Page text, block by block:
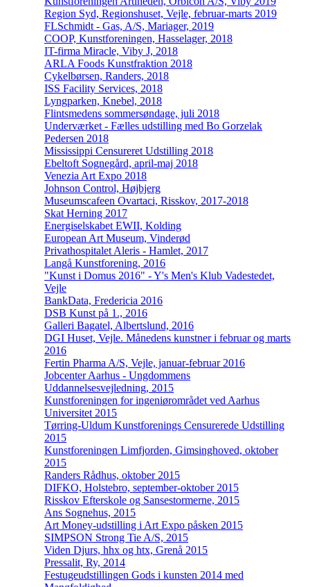
Region Syd, Regionshuset, Vejle, februar-marts 2019
FLSchmidt - Gas, A/S, Mariager, 2019
COOP, Kunstforeningen, Hasselager, 2018
IT-firma Miracle, Viby J, 2018
ARLA Foods Kunstfraktion 2018
Cykelbørsen, Randers, 2018
ISS Facility Services, 2018
Lyngparken, Knebel, 2018
Flintsmedens sommersøndage, juli 2018
Underværket - Fælles udstilling med Bo Gorzelak
Pedersen 2018
Mississippi Censureret Udstilling 2018
Ebeltoft Sognegård, april-maj 2018
Venezia Art Expo 2018
Johnson Control, Højbjerg
Museumscafeen Ovartaci, Risskov, 2017-2018
Skat Herning 2017
Energiselskabet EWII, Kolding
European Art Museum, Vinderød
Privathospitalet Aleris - Hamlet, 2017
Langå Kunstforening, 2016
"Kunst i Domus 2016" - Y's Men's Klub Vadestedet,
Vejle
BankData, Fredericia 2016
DSB Kunst på 1., 2016
Galleri Bagatel, Albertslund, 2016
DGI Huset, Vejle. Månedens kunstner i februar og marts
2016
Fertin Pharma A/S, Vejle, januar-februar 2016
Jobcenter Aarhus - Ungdommens
Uddannelsesvejledning, 2015
Kunstforeningen for ingeniørområdet ved Aarhus
Universitet 2015
Tørring-Uldum Kunstforenings Censurerede Udstilling
2015
Kunstforeningen Limfjorden, Gimsinghoved, oktober
2015
Randers Rådhus, oktober 2015
DIFKO, Holstebro, september-oktober 2015
Risskov Efterskole og Sansestormerne, 2015
Ans Sognehus, 2015
Art Money-udstilling i Art Expo påsken 2015
SIMPSON Strong Tie A/S, 2015
Viden Djurs, hhx og htx, Grenå 2015
Pressalit, Ry, 2014
Festugeudstillingen Gods i kunsten 2014 med